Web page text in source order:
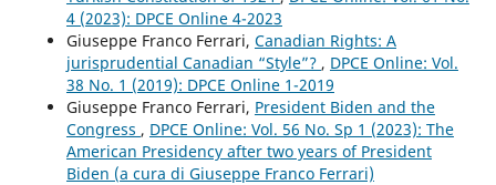
4 (2023): DPCE Online 4-2023
Giuseppe Franco Ferrari, Canadian Rights: A
jurisprudential Canadian “Style”? , DPCE Online: Vol.
38 No. 1 (2019): DPCE Online 1-2019
Giuseppe Franco Ferrari, President Biden and the
Congress , DPCE Online: Vol. 56 No. Sp 1 (2023): The
American Presidency after two years of President
Biden (a cura di Giuseppe Franco Ferrari)